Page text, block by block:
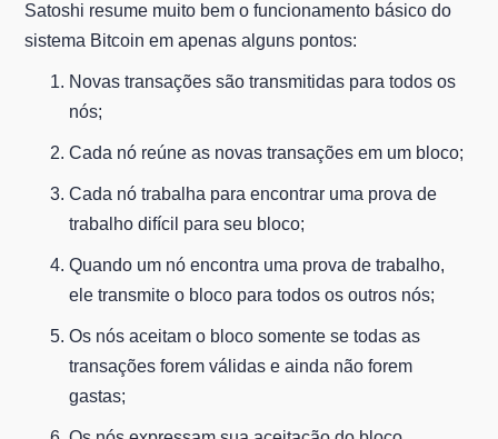
Satoshi resume muito bem o funcionamento básico do
sistema Bitcoin em apenas alguns pontos:
Novas transações são transmitidas para todos os
nós;
Cada nó reúne as novas transações em um bloco;
Cada nó trabalha para encontrar uma prova de
trabalho difícil para seu bloco;
Quando um nó encontra uma prova de trabalho,
ele transmite o bloco para todos os outros nós;
Os nós aceitam o bloco somente se todas as
transações forem válidas e ainda não forem
gastas;